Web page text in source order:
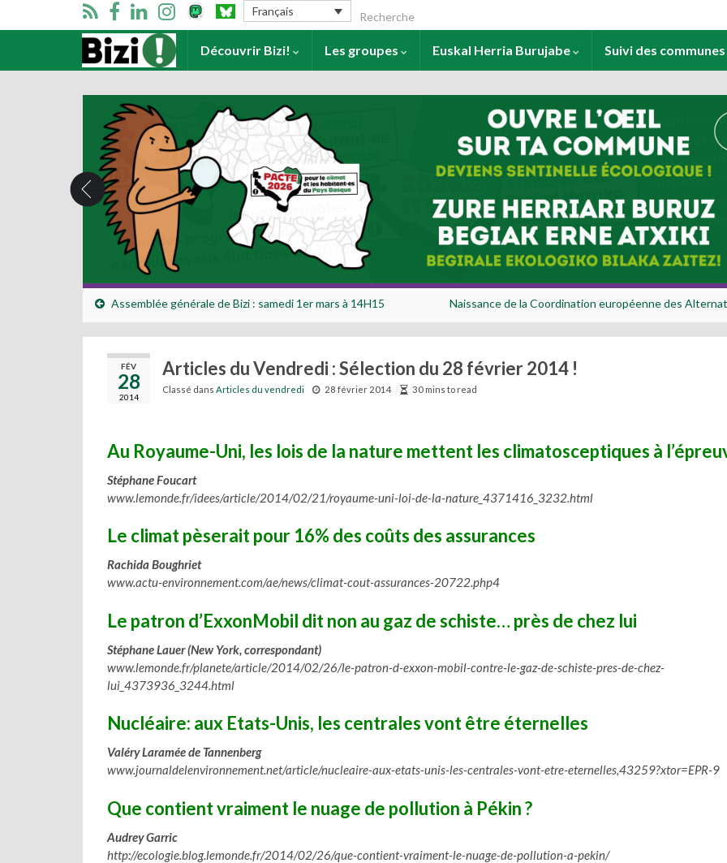
Français Search for:
Accueil Découvrir Bizi! Les groupes Euskal Herria Burujabe Suivi des communes
Assemblée générale de Bizi : samedi 1er mars à 14H15 Naissance de la Coordination européenne des
FÉV
28
2014
Articles du Vendredi : Sélection du 28 février 2014 !
Classé dans Articles du vendredi 28 février 2014 30 mins to read
Au Royaume-Uni, les lois de la nature mettent les climatosceptiques à
Stéphane Foucart
www.lemonde.fr/idees/article/2014/02/21/royaume-uni-loi-de-la-nature_4371416_3232.html
Le climat pèserait pour 16% des coûts des assurances
Rachida Boughriet
www.actu-environnement.com/ae/news/climat-cout-assurances-20722.php4
Le patron d’ExxonMobil dit non au gaz de schiste… près de chez lui
Stéphane Lauer (New York, correspondant)
www.lemonde.fr/planete/article/2014/02/26/le-patron-d-exxon-mobil-contre-le-gaz-de-schiste-pres-de-chez-
lui_4373936_3244.html
Nucléaire: aux Etats-Unis, les centrales vont être éternelles
Valéry Laramée de Tannenberg
www.journaldelenvironnement.net/article/nucleaire-aux-etats-unis-les-centrales-vont-etre-eternelles,43259?xtor=EPR-9
Que contient vraiment le nuage de pollution à Pékin ?
Audrey Garric
http://ecologie.blog.lemonde.fr/2014/02/26/que-contient-vraiment-le-nuage-de-pollution-a-pekin/